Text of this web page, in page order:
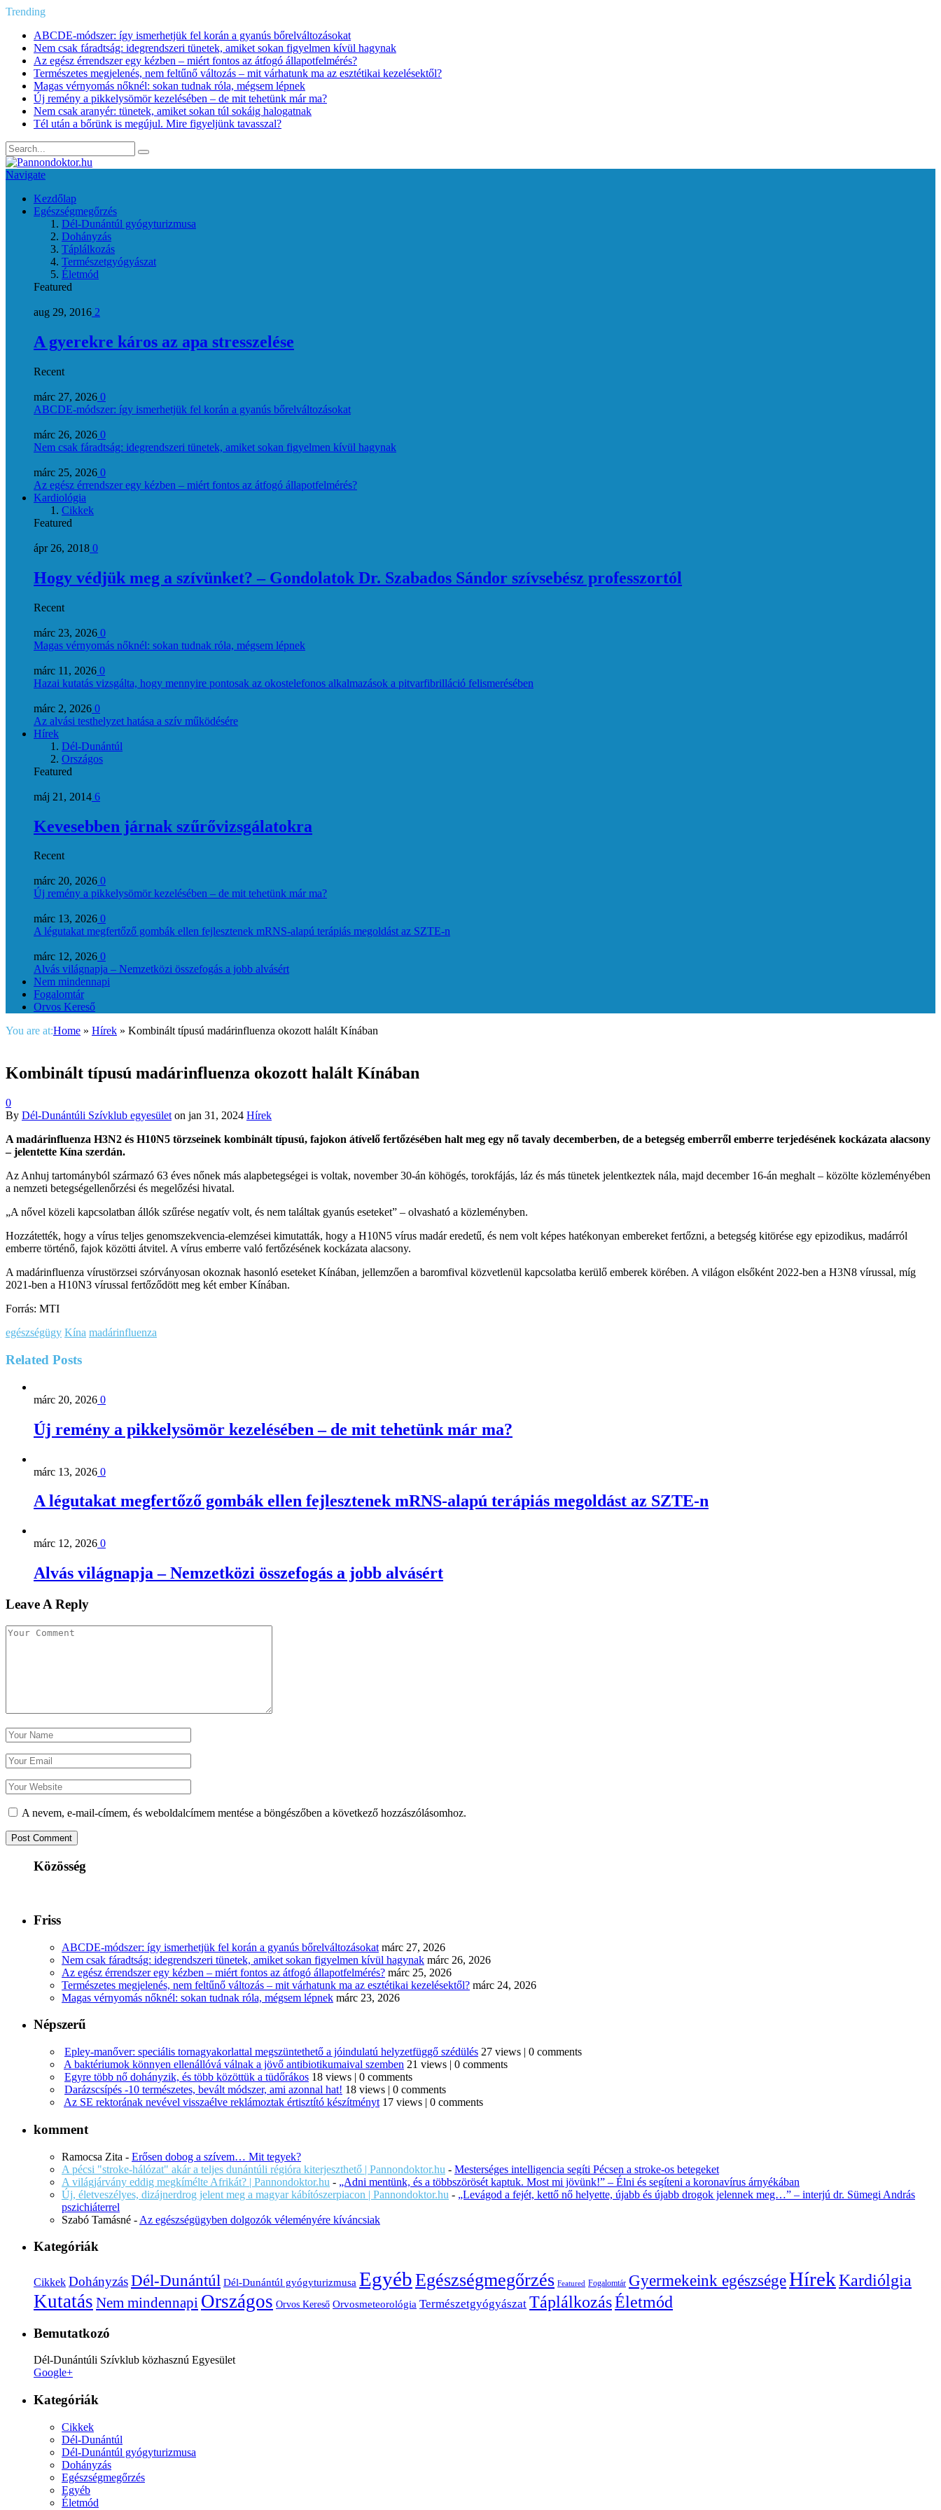
Trending
ABCDE‑módszer: így ismerhetjük fel korán a gyanús bőrelváltozásokat
Nem csak fáradtság: idegrendszeri tünetek, amiket sokan figyelmen kívül hagynak
Az egész érrendszer egy kézben – miért fontos az átfogó állapotfelmérés?
Természetes megjelenés, nem feltűnő változás – mit várhatunk ma az esztétikai kezelésektől?
Magas vérnyomás nőknél: sokan tudnak róla, mégsem lépnek
Új remény a pikkelysömör kezelésében – de mit tehetünk már ma?
Nem csak aranyér: tünetek, amiket sokan túl sokáig halogatnak
Tél után a bőrünk is megújul. Mire figyeljünk tavasszal?
Navigate
Kezdőlap
Egészségmegőrzés
Dél-Dunántúl gyógyturizmusa
Dohányzás
Táplálkozás
Természetgyógyászat
Életmód
Featured
aug 29, 2016 2
A gyerekre káros az apa stresszelése
Recent
márc 27, 2026 0
ABCDE‑módszer: így ismerhetjük fel korán a gyanús bőrelváltozásokat
márc 26, 2026 0
Nem csak fáradtság: idegrendszeri tünetek, amiket sokan figyelmen kívül hagynak
márc 25, 2026 0
Az egész érrendszer egy kézben – miért fontos az átfogó állapotfelmérés?
Kardiológia
Cikkek
Featured
ápr 26, 2018 0
Hogy védjük meg a szívünket? – Gondolatok Dr. Szabados Sándor szívsebész professzortól
Recent
márc 23, 2026 0
Magas vérnyomás nőknél: sokan tudnak róla, mégsem lépnek
márc 11, 2026 0
Hazai kutatás vizsgálta, hogy mennyire pontosak az okostelefonos alkalmazások a pitvarfibrilláció felismerésében
márc 2, 2026 0
Az alvási testhelyzet hatása a szív működésére
Hírek
Dél-Dunántúl
Országos
Featured
máj 21, 2014 6
Kevesebben járnak szűrővizsgálatokra
Recent
márc 20, 2026 0
Új remény a pikkelysömör kezelésében – de mit tehetünk már ma?
márc 13, 2026 0
A légutakat megfertőző gombák ellen fejlesztenek mRNS-alapú terápiás megoldást az SZTE-n
márc 12, 2026 0
Alvás világnapja – Nemzetközi összefogás a jobb alvásért
Nem mindennapi
Fogalomtár
Orvos Kereső
You are at:Home » Hírek » Kombinált típusú madárinfluenza okozott halált Kínában
Kombinált típusú madárinfluenza okozott halált Kínában
0
By Dél-Dunántúli Szívklub egyesület on jan 31, 2024 Hírek
A madárinfluenza H3N2 és H10N5 törzseinek kombinált típusú, fajokon átívelő fertőzésében halt meg egy nő tavaly decemberben, de a betegség emberről emberre terjedésének kockázata alacsony
– jelentette Kína szerdán.
Az Anhuj tartományból származó 63 éves nőnek más alapbetegségei is voltak, november 30-án köhögés, torokfájás, láz és más tünetek jelentkeztek nála, majd december 16-án meghalt – közölte közleményében
a nemzeti betegségellenőrzési és megelőzési hivatal.
„A nővel közeli kapcsolatban állók szűrése negatív volt, és nem találtak gyanús eseteket” – olvasható a közleményben.
Hozzátették, hogy a vírus teljes genomszekvencia-elemzései kimutatták, hogy a H10N5 vírus madár eredetű, és nem volt képes hatékonyan embereket fertőzni, a betegség kitörése egy epizodikus, madárról
emberre történő, fajok közötti átvitel. A vírus emberre való fertőzésének kockázata alacsony.
A madárinfluenza vírustörzsei szórványosan okoznak hasonló eseteket Kínában, jellemzően a baromfival közvetlenül kapcsolatba kerülő emberek körében. A világon elsőként 2022-ben a H3N8 vírussal, míg
2021-ben a H10N3 vírussal fertőződött meg két ember Kínában.
Forrás: MTI
egészségügy Kína madárinfluenza
Related Posts
márc 20, 2026 0
Új remény a pikkelysömör kezelésében – de mit tehetünk már ma?
márc 13, 2026 0
A légutakat megfertőző gombák ellen fejlesztenek mRNS-alapú terápiás megoldást az SZTE-n
márc 12, 2026 0
Alvás világnapja – Nemzetközi összefogás a jobb alvásért
Leave A Reply
A nevem, e-mail-címem, és weboldalcímem mentése a böngészőben a következő hozzászólásomhoz.
Közösség
Friss
ABCDE‑módszer: így ismerhetjük fel korán a gyanús bőrelváltozásokat márc 27, 2026
Nem csak fáradtság: idegrendszeri tünetek, amiket sokan figyelmen kívül hagynak márc 26, 2026
Az egész érrendszer egy kézben – miért fontos az átfogó állapotfelmérés? márc 25, 2026
Természetes megjelenés, nem feltűnő változás – mit várhatunk ma az esztétikai kezelésektől? márc 24, 2026
Magas vérnyomás nőknél: sokan tudnak róla, mégsem lépnek márc 23, 2026
Népszerű
Epley-manőver: speciális tornagyakorlattal megszüntethető a jóindulatú helyzetfüggő szédülés 27 views | 0 comments
A baktériumok könnyen ellenállóvá válnak a jövő antibiotikumaival szemben 21 views | 0 comments
Egyre több nő dohányzik, és több közöttük a tüdőrákos 18 views | 0 comments
Darázscsípés -10 természetes, bevált módszer, ami azonnal hat! 18 views | 0 comments
Az SE rektorának nevével visszaélve reklámoztak értisztító készítményt 17 views | 0 comments
komment
Ramocsa Zita - Erősen dobog a szívem… Mit tegyek?
A pécsi "stroke-hálózat" akár a teljes dunántúli régióra kiterjeszthető | Pannondoktor.hu - Mesterséges intelligencia segíti Pécsen a stroke-os betegeket
A világjárvány eddig megkímélte Afrikát? | Pannondoktor.hu - „Adni mentünk, és a többszörösét kaptuk. Most mi jövünk!” – Élni és segíteni a koronavírus árnyékában
Új, életveszélyes, dizájnerdrog jelent meg a magyar kábítószerpiacon | Pannondoktor.hu - „Levágod a fejét, kettő nő helyette, újabb és újabb drogok jelennek meg…” – interjú dr. Sümegi András
pszichiáterrel
Szabó Tamásné - Az egészségügyben dolgozók véleményére kíváncsiak
Kategóriák
Cikkek DohányzásDél-Dunántúl Dél-Dunántúl gyógyturizmusa EgyébEgészségmegőrzés Featured Fogalomtár Gyermekeink egészségeHírekKardiólgia
Kutatás Nem mindennapi Országos Orvos Kereső Orvosmeteorológia Természetgyógyászat TáplálkozásÉletmód
Bemutatkozó
Dél-Dunántúli Szívklub közhasznú Egyesület
Google+
Kategóriák
Cikkek
Dél-Dunántúl
Dél-Dunántúl gyógyturizmusa
Dohányzás
Egészségmegőrzés
Egyéb
Életmód